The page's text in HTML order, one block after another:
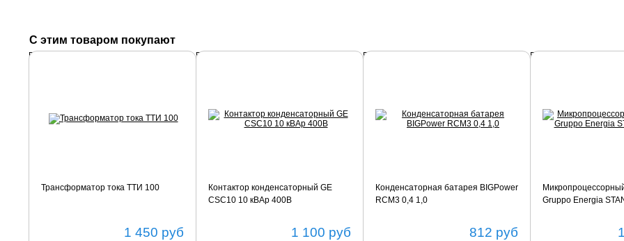
С этим товаром покупают
Трансформатор тока ТТИ 100
1 450 руб
Подробнее
Контактор конденсаторный GE
CSC10 10 кВАр 400В
1 100 руб
Подробнее
Конденсаторная батарея BIGPower
RCM3 0,4 1,0
812 руб
Подробнее
Gruppo Energia
Подробнее